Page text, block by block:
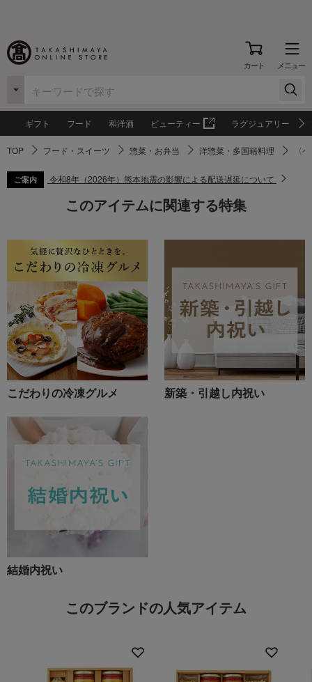
カート メニュー
ギフト フード 和洋酒 ビューティー ラグジュアリー
TOP フード・スイーツ 惣菜・お弁当 洋惣菜・多国籍料理 〈
ご案内 令和8年（2026年）熊本地震の影響による配送遅延について
このアイテムに関連する特集
こだわりの冷凍グルメ 新築・引越し内祝い
結婚内祝い
このブランドの人気アイテム